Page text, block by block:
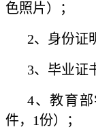
色照片）；
2、身份证
3、毕业证
4、教育
件，1份）；